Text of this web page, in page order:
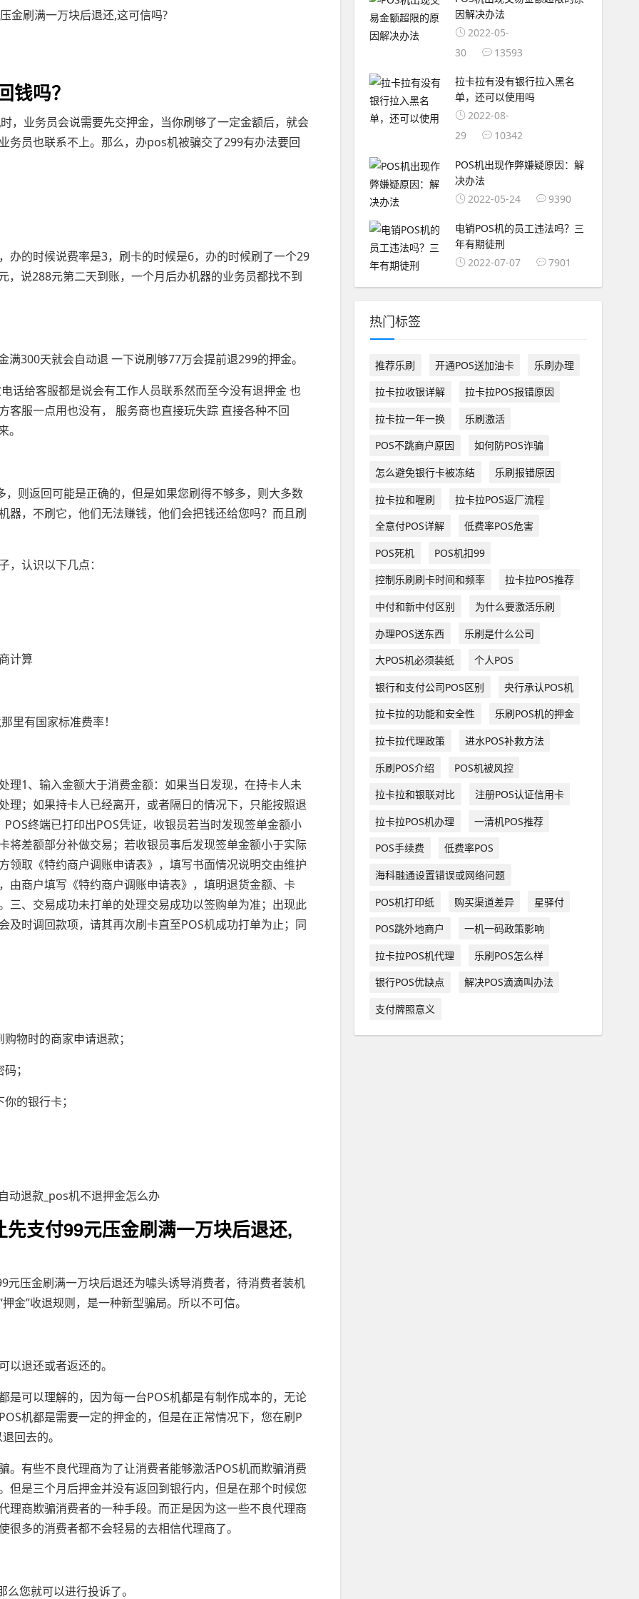
金刷满一万块后退还,这可信吗?
钱吗？
，业务员会说需要先交押金，当你刷够了一定金额后，就会
务员也联系不上。那么，办pos机被骗交了299有办法要回
办的时候说费率是3，刷卡的时候是6，办的时候刷了一个29
说288元第二天到账，一个月后办机器的业务员都找不到
300天就会自动退 一下说刷够77万会提前退299的押金。
话给客服都是说会有工作人员联系然而至今没有退押金 也
客服一点用也没有， 服务商也直接玩失踪 直接各种不回
则返回可能是正确的，但是如果您刷得不够多，则大多数
器，不刷它，他们无法赚钱，他们会把钱还给您吗？而且刷
认识以下几点：
计算
里有国家标准费率！
理1、输入金额大于消费金额：如果当日发现，在持卡人未
理；如果持卡人已经离开，或者隔日的情况下，只能按照退
终端已打印出POS凭证，收银员若当时发现签单金额小
将差额部分补做交易；若收银员事后发现签单金额小于实际
领取《特约商户调账申请表》，填写书面情况说明交由维护
由商户填写《特约商户调账申请表》，填明退货金额、卡
三、交易成功未打单的处理交易成功以签购单为准；出现此
及时调回款项，请其再次刷卡直至POS机成功打单为止；同
物时的商家申请退款；
；
的银行卡；
支付99元压金刷满一万块后退还,
压金刷满一万块后退还为噱头诱导消费者，待消费者装机
金”收退规则，是一种新型骗局。所以不可信。
以退还或者返还的。
是可以理解的，因为每一台POS机都是有制作成本的，无论
机都是需要一定的押金的，但是在正常情况下，您在刷P
回去的。
。有些不良代理商为了让消费者能够激活POS机而欺骗消费
但是三个月后押金并没有返回到银行内，但是在那个时候您
理商欺骗消费者的一种手段。而正是因为这一些不良代理商
多的消费者都不会轻易的去相信代理商了。
您就可以进行投诉了。
因解决办法
2022-05-
30
13593
拉卡拉有没有银行拉入黑名
单，还可以使用吗
2022-08-
29
10342
POS机出现作弊嫌疑原因：解
决办法
2022-05-24
9390
电销POS机的员工违法吗？三
年有期徒刑
2022-07-07
7901
热门标签
推荐乐刷 开通POS送加油卡
乐刷办理
拉卡拉收银详解
拉卡拉POS报错原因
拉卡拉一年一换
乐刷激活
POS不跳商户原因
如何防POS诈骗
怎么避免银行卡被冻结
乐刷报错原因
拉卡拉和喔刷
拉卡拉POS返厂流程
全意付POS详解
低费率POS危害
POS死机
POS机扣99
控制乐刷刷卡时间和频率
拉卡拉POS推荐
中付和新中付区别
为什么要激活乐刷
办理POS送东西
乐刷是什么公司
大POS机必须装纸
个人POS
银行和支付公司POS区别
央行承认POS机
拉卡拉的功能和安全性
乐刷POS机的押金
拉卡拉代理政策
进水POS补救方法
乐刷POS介绍
POS机被风控
拉卡拉和银联对比
注册POS认证信用卡
拉卡拉POS机办理
一清机POS推荐
POS手续费
低费率POS
海科融通设置错误或网络问题
POS机打印纸
购买渠道差异
星驿付
POS跳外地商户
一机一码政策影响
拉卡拉POS机代理
乐刷POS怎么样
银行POS优缺点
解决POS滴滴叫办法
支付牌照意义